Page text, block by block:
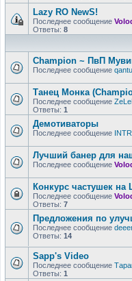
Lazy RO NewS!
Последнее сообщение
Ответы: 8
Champion ~ ПвП
Последнее сообщение
Танец Монка
Последнее сообщение
Ответы: 1
Демотиваторы
Последнее сообщение
Лучший банер для
Последнее сообщение
Конкурс частушек на
Последнее сообщение
Ответы: 7
Предложения по
Последнее сообщение
Ответы: 14
Sapp's Video
Последнее сообщение
Ответы: 1